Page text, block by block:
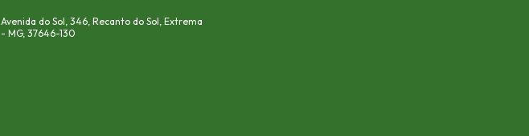
Avenida do Sol, 346, Recanto do Sol, Extrema
- MG, 37646-130